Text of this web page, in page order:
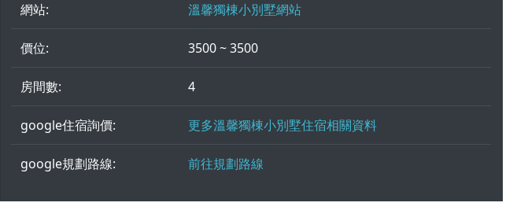
網站: 溫馨獨棟小別墅網站
價位: 3500 ~ 3500
房間數: 4
google住宿詢價: 更多溫馨獨棟小別墅住宿相關資料
google規劃路線: 前往規劃路線